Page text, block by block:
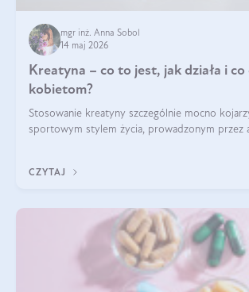
mgr inż. Anna Sobol
14 maj 2026
Kreatyna – co to jest, jak działa i co
kobietom?
Stosowanie kreatyny szczególnie mocno
sportowym stylem życia, prowadzonym przez
zwiększa masę
CZYTAJ